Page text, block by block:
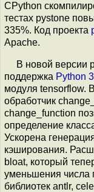
CPython
тестах pystone
335%. Код проекта
Apache.
В новой версии
поддержка Python
модуля tensorflow.
обработчик
change_function
определение
Ускорена
кэширования.
bloat, который
уменьшения числа
библиотек antlr,